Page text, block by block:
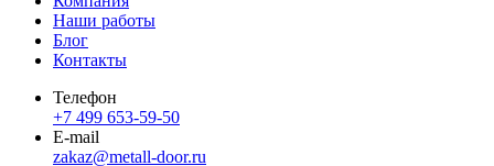
Наши работы
Блог
Контакты
Телефон
+7 499 653-59-50
E-mail
zakaz@metall-door.ru